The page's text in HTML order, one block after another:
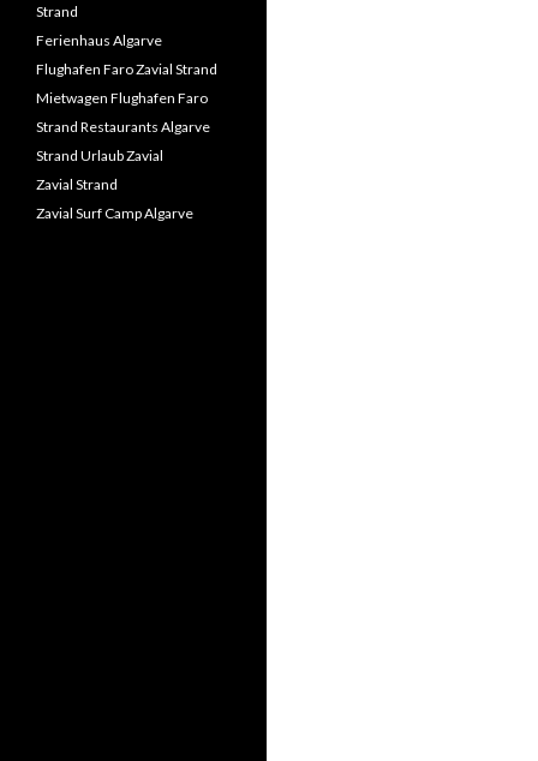
Strand
Ferienhaus Algarve
Flughafen Faro Zavial Strand
Mietwagen Flughafen Faro
Strand Restaurants Algarve
Strand Urlaub Zavial
Zavial Strand
Zavial Surf Camp Algarve